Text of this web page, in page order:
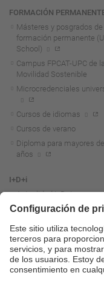
FORMACIÓN
Másteres y posgrados de
formación permanente
School)
Campus FPCAT-UPC de la
Movilidad Sostenible
Microcredenciales
Cursos de idiomas
Cursos de verano
Diploma para mayores
años
I+D+i
Actualidad I+D+I
La investigación en la
Fomento y apoyo a la
investigación
La transferencia, el
emprendimiento y la
en la UPC